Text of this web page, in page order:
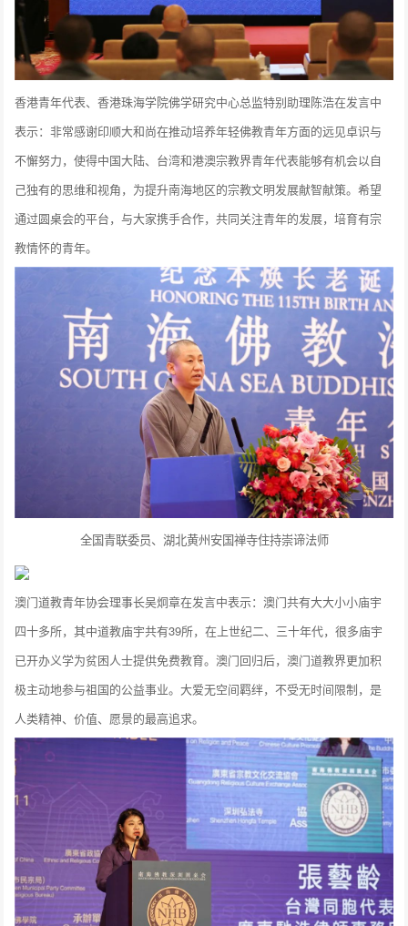
香港青年代表、香港珠海学院佛学研究中心总监特别助理陈浩在发言中
表示：非常感谢印顺大和尚在推动培养年轻佛教青年方面的远见卓识与
不懈努力，使得中国大陆、台湾和港澳宗教界青年代表能够有机会以自
己独有的思维和视角，为提升南海地区的宗教文明发展献智献策。希望
通过圆桌会的平台，与大家携手合作，共同关注青年的发展，培育有宗
教情怀的青年。
全国青联委员、湖北黄州安国禅寺住持崇谛法师
澳门道教青年协会理事长吴炯章在发言中表示：澳门共有大大小小庙宇
四十多所，其中道教庙宇共有39所，在上世纪二、三十年代，很多庙宇
已开办义学为贫困人士提供免费教育。澳门回归后，澳门道教界更加积
极主动地参与祖国的公益事业。大爱无空间羁绊，不受无时间限制，是
人类精神、价值、愿景的最高追求。